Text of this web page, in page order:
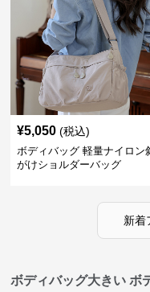
¥5,050 (税込)
ボディバッグ 軽量ナイロン
がけショルダーバッグ
新着
ボディバッグ大きい ボ